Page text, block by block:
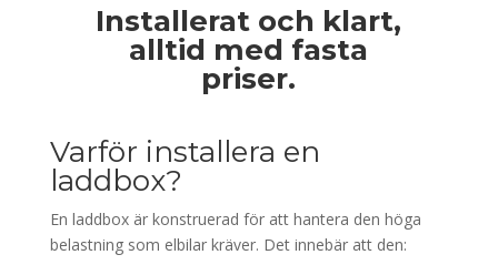
Installerat och klart,
alltid med fasta
priser.
Varför installera en
laddbox?
En laddbox är konstruerad för att hantera den höga
belastning som elbilar kräver. Det innebär att den: